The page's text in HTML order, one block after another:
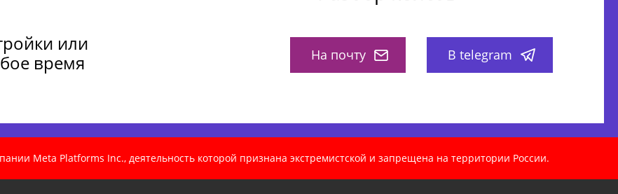
или
время
На почту В telegram
Meta Platforms Inc., деятельность которой признана экстремистской и запрещена на территории России.